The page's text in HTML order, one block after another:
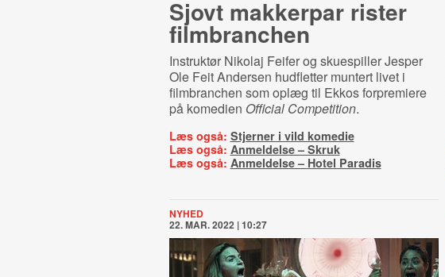
Sjovt makkerpar rister
filmbranchen
Instruktør Nikolaj Feifer og skuespiller Jesper
Ole Feit Andersen hudfletter muntert livet i
filmbranchen som oplæg til Ekkos forpremiere
på komedien Official Competition.
Læs også: Stjerner i vild komedie
Læs også: Anmeldelse – Skruk
Læs også: Anmeldelse – Hotel Paradis
NYHED
22. MAR. 2022 | 10:27